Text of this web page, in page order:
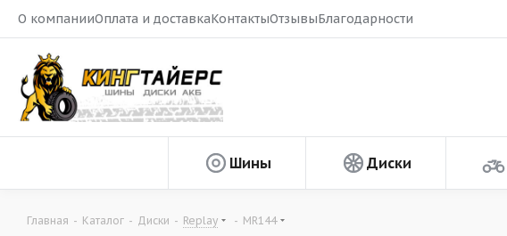
О компанииОплата и доставкаКонтактыОтзывыБлагодарности
Шины Диски
Главная - Каталог - Диски - Replay - MR144